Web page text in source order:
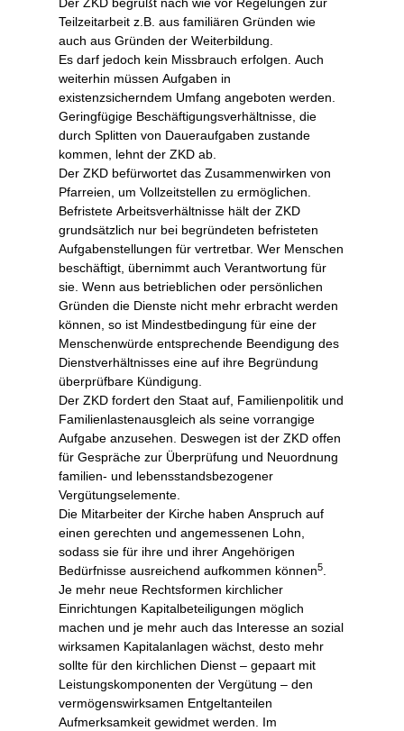
Teilzeitarbeit z.B. aus familiären Gründen wie
auch aus Gründen der Weiterbildung.
Es darf jedoch kein Missbrauch erfolgen. Auch
weiterhin müssen Aufgaben in
existenzsicherndem Umfang angeboten werden.
Geringfügige Beschäftigungsverhältnisse, die
durch Splitten von Daueraufgaben zustande
kommen, lehnt der ZKD ab.
Der ZKD befürwortet das Zusammenwirken von
Pfarreien, um Vollzeitstellen zu ermöglichen.
Befristete Arbeitsverhältnisse hält der ZKD
grundsätzlich nur bei begründeten befristeten
Aufgabenstellungen für vertretbar. Wer Menschen
beschäftigt, übernimmt auch Verantwortung für
sie. Wenn aus betrieblichen oder persönlichen
Gründen die Dienste nicht mehr erbracht werden
können, so ist Mindestbedingung für eine der
Menschenwürde entsprechende Beendigung des
Dienstverhältnisses eine auf ihre Begründung
überprüfbare Kündigung.
Der ZKD fordert den Staat auf, Familienpolitik und
Familienlastenausgleich als seine vorrangige
Aufgabe anzusehen. Deswegen ist der ZKD offen
für Gespräche zur Überprüfung und Neuordnung
familien- und lebensstandsbezogener
Vergütungselemente.
Die Mitarbeiter der Kirche haben Anspruch auf
einen gerechten und angemessenen Lohn,
sodass sie für ihre und ihrer Angehörigen
Bedürfnisse ausreichend aufkommen können5
Je mehr neue Rechtsformen kirchlicher
Einrichtungen Kapitalbeteiligungen möglich
machen und je mehr auch das Interesse an sozial
wirksamen Kapitalanlagen wächst, desto mehr
sollte für den kirchlichen Dienst – gepaart mit
Leistungskomponenten der Vergütung – den
vermögenswirksamen Entgeltanteilen
Aufmerksamkeit gewidmet werden. Im